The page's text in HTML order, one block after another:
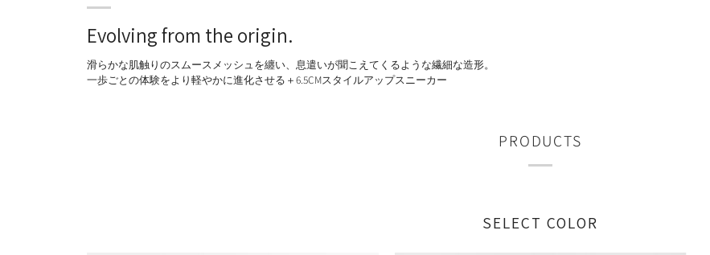
Evolving from the origin.
滑らかな肌触りのスムースメッシュを纏い、息遣いが聞こえてくるような繊細な造形。
一歩ごとの体験をより軽やかに進化させる＋6.5CMスタイルアップスニーカー
PRODUCTS
SELECT COLOR